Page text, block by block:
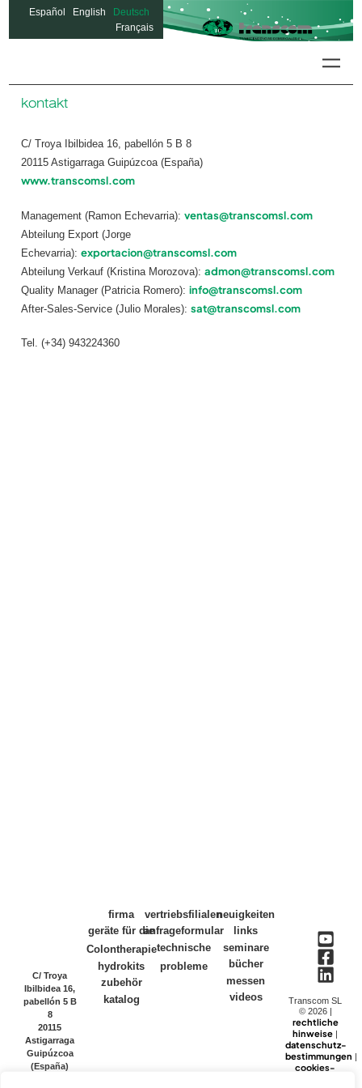
Español English
Deutsch
Français
kontakt
C/ Troya Ibilbidea 16, pabellón 5 B 8
20115 Astigarraga Guipúzcoa (España)
www.transcomsl.com
Management (Ramon Echevarria):ventas@transcomsl.com
Abteilung Export (Jorge
Echevarria):exportacion@transcomsl.com
Abteilung Verkauf (Kristina Morozova):admon@transcomsl.com
Quality Manager (Patricia Romero):info@transcomsl.com
After-Sales-Service (Julio Morales):sat@transcomsl.com
Tel. (+34) 943224360
C/ Troya
Ibilbidea 16,
pabellón 5 B
8
20115
Astigarraga
Guipúzcoa
(España)
firma
geräte für die
Colontherapie
hydrokits
zubehör
katalog
vertriebsfilialen
anfrageformular
technische
probleme
neuigkeiten
links
seminare
bücher
messen
videos
Transcom SL
© 2026 |
rechtliche
hinweise |
datenschutz-
bestimmungen |
cookies-